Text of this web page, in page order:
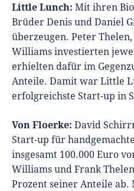
Little Lunch: Mit ihren
Brüder Denis und Daniel
überzeugen. Peter
Williams investierten
erhielten dafür im
Anteile. Damit war Little
erfolgreichste Start-up in
Von Floerke: David
Start-up für
insgesamt 100.000 Euro
Williams und Frank
Prozent seiner Anteile ab.